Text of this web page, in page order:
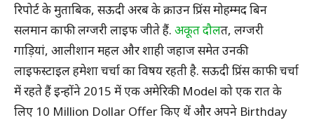
रिपोर्ट के मुताबिक, सऊदी अरब के क्राउन प्रिंस मोहम्मद बिन
सलमान काफी लग्जरी लाइफ जीते हैं. अकूत दौलत, लग्जरी
गाड़ियां, आलीशान महल और शाही जहाज समेत उनकी
लाइफस्टाइल हमेशा चर्चा का विषय रहती है. सऊदी प्रिंस काफी चर्चा
में रहते हैं इन्होंने 2015 में एक अमेरिकी Model को एक रात के
लिए 10 Million Dollar Offer किए थें और अपने Birthday